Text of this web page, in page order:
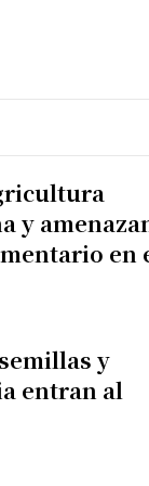
y
en
y
entran al